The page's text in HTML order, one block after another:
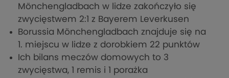
Mönchengladbach w lidze zakończyło się
zwycięstwem 2:1 z Bayerem Leverkusen
Borussia Mönchengladbach znajduje się na
1. miejscu w lidze z dorobkiem 22 punktów
Ich bilans meczów domowych to 3
zwycięstwa, 1 remis i 1 porażka